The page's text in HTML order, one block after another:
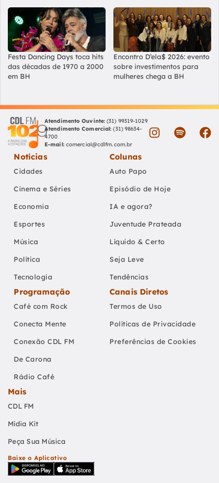
Festa Dancing Days toca hits
das décadas de 1970 a 2000
em BH
Encontro D’ela$ 2026: evento
sobre investimentos para
mulheres chega a BH
Atendimento Ouvinte: (31) 99319-1029
Atendimento Comercial: (31) 98634-
4700
E-mail: comercial@cdlfm.com.br
Notícias
Cidades
Cinema e Séries
Economia
Esportes
Música
Política
Tecnologia
Colunas
Auto Papo
Episódio de Hoje
IA e agora?
Juventude Prateada
Líquido & Certo
Seja Leve
Tendências
Programação
Café com Rock
Conecta Mente
Conexão CDL FM
De Carona
Rádio Café
Canais Diretos
Termos de Uso
Políticas de Privacidade
Preferências de Cookies
Mais
CDL FM
Mídia Kit
Peça Sua Música
Baixe o Aplicativo